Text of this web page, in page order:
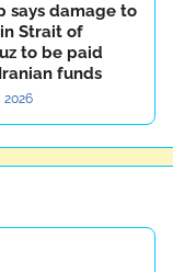
says damage to
Strait of
to be paid
funds
2026